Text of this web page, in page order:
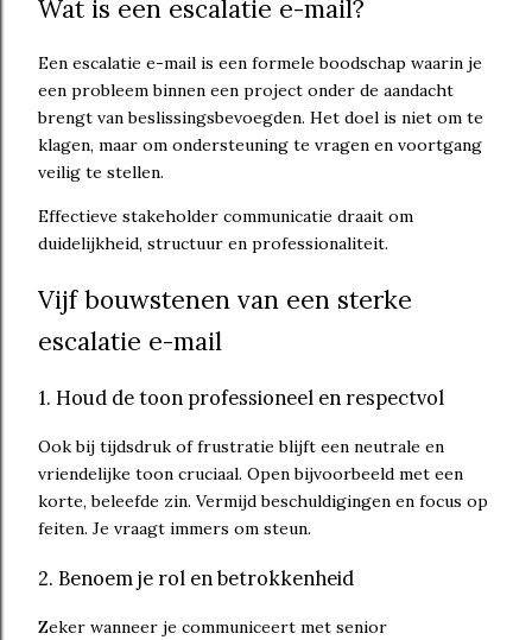
Wat is een escalatie e-mail?
Een escalatie e-mail is een formele boodschap waarin je
een probleem binnen een project onder de aandacht
brengt van beslissingsbevoegden. Het doel is niet om te
klagen, maar om ondersteuning te vragen en voortgang
veilig te stellen.
Effectieve stakeholder communicatie draait om
duidelijkheid, structuur en professionaliteit.
Vijf bouwstenen van een sterke
escalatie e-mail
1. Houd de toon professioneel en respectvol
Ook bij tijdsdruk of frustratie blijft een neutrale en
vriendelijke toon cruciaal. Open bijvoorbeeld met een
korte, beleefde zin. Vermijd beschuldigingen en focus op
feiten. Je vraagt immers om steun.
2. Benoem je rol en betrokkenheid
Zeker wanneer je communiceert met senior